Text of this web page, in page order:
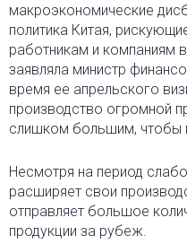
макроэкономические
политика Китая,
работникам и компаниям
заявляла министр
время ее апрельского
производство огромной
слишком большим, чтобы
Несмотря на период
расширяет свои
отправляет большое
продукции за рубеж.